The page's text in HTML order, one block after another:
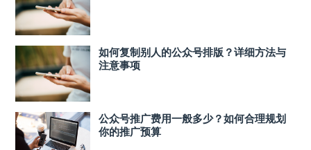
如何复制别人的公众号排版？详细方法与
注意事项
公众号推广费用一般多少？如何合理规划
你的推广预算